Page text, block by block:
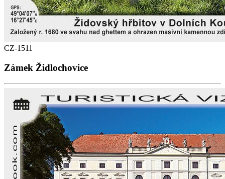
CZ-1511
Zámek Židlochovice